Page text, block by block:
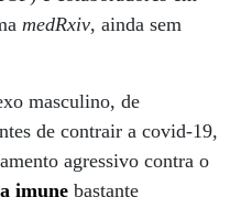
medRxiv, ainda sem
masculino, de
de contrair a covid-19,
agressivo contra o
imune bastante